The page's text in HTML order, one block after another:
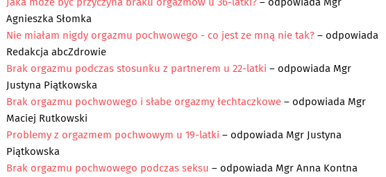
Agnieszka Słomka
Nie miałam nigdy orgazmu pochwowego - co jest ze mną nie tak?– odpowiada
Redakcja abcZdrowie
Brak orgazmu podczas stosunku z partnerem u 22-latki – odpowiada Mgr
Justyna Piątkowska
Brak orgazmu pochwowego i słabe orgazmy łechtaczkowe– odpowiada Mgr
Maciej Rutkowski
Problemy z orgazmem pochwowym u 19-latki – odpowiada Mgr Justyna
Piątkowska
Brak orgazmu pochwowego podczas seksu – odpowiada Mgr Anna Kontna